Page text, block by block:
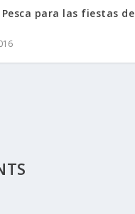
Pesca para las fiestas de